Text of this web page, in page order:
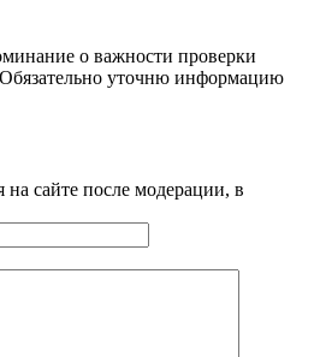
о важности проверки
уточню информацию
сайте после модерации, в